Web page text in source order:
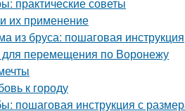
их применение
из бруса: пошаговая инструкция
для перемещения по Воронежу
к городу
пошаговая инструкция с